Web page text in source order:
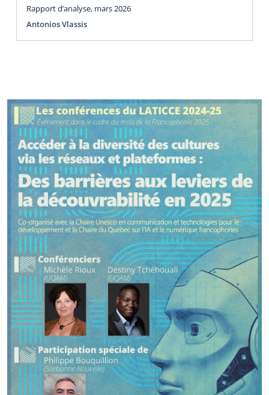
Rapport d’analyse, mars 2026
Antonios Vlassis